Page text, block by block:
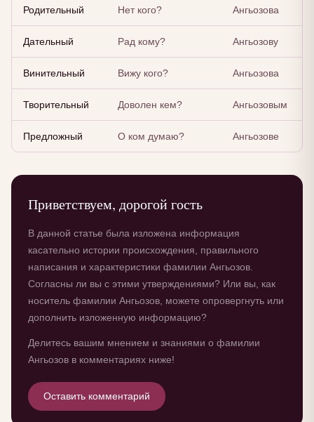
Родительный Нет кого? Ангьозова
Дательный Рад кому? Ангьозову
Винительный Вижу кого? Ангьозова
Творительный Доволен кем? Ангьозовым
Предложный О ком думаю? Ангьозове
Приветствуем, дорогой гость
В данной статье была изложена информация
касательно истории происхождения, правильного
написания и характеристики фамилии Ангьозов.
Согласны ли вы с этими утверждениями? Или вы, как
носитель фамилии Ангьозов, можете опровергнуть или
дополнить изложенную информацию?
Делитесь вашим мнением и знаниями о фамилии
Ангьозов в комментариях ниже!
Оставить комментарий